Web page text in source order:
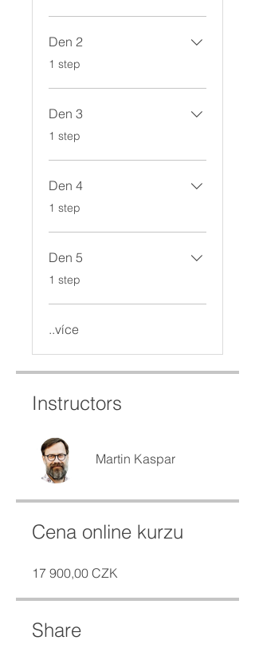
Den 2
.1 step
Den 3
.1 step
Den 4
.1 step
Den 5
.1 step
..více
Instructors
Martin Kaspar
Cena online kurzu
17 900,00 CZK
Share